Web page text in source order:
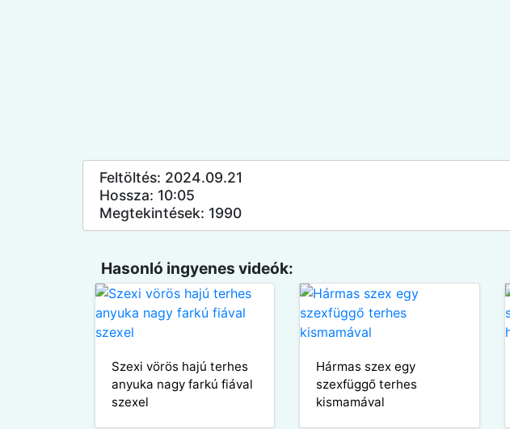
Feltöltés: 2024.09.21
Hossza: 10:05
Megtekintések: 1990
Hasonló ingyenes videók:
Szexi vörös hajú terhes
anyuka nagy farkú fiával
szexel
Hármas szex egy
szexfüggő terhes
kismamával